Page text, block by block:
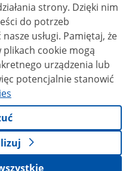
strony. Dzięki nim
do potrzeb
Pamiętaj, że
cookie mogą
urządzenia lub
potencjalnie stanowić